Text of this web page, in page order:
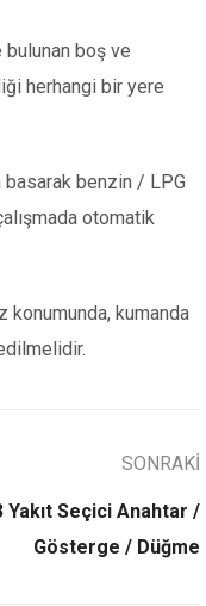
bulunan boş ve
herhangi bir yere
basarak benzin / LPG
otomatik
kumanda
SONRAKİ
Yakıt Seçici Anahtar /
Gösterge / Düğme